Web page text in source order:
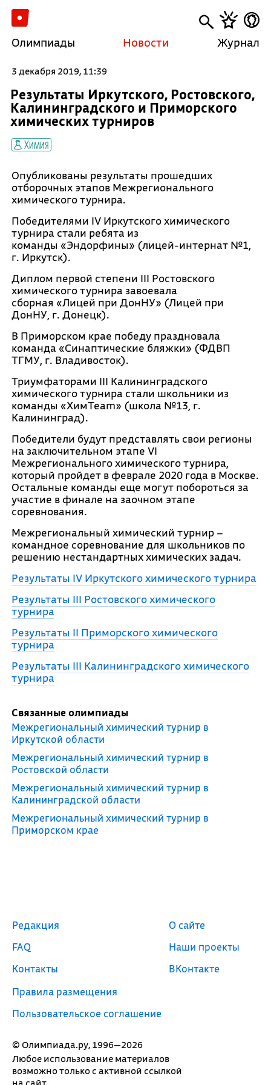
Олимпиады Новости Журнал
3 декабря 2019, 11:39
Результаты Иркутского, Ростовского,
Калининградского и Приморского
химических турниров
Химия
Опубликованы результаты прошедших
отборочных этапов Межрегионального
химического турнира.
Победителями IV Иркутского химического
турнира стали ребята из
команды «Эндорфины» (лицей-интернат №1,
г. Иркутск).
Диплом первой степени III Ростовского
химического турнира завоевала
сборная «Лицей при ДонНУ» (Лицей при
ДонНУ, г. Донецк).
В Приморском крае победу праздновала
команда «Синаптические бляжки» (ФДВП
ТГМУ, г. Владивосток).
Триумфаторами III Калининградского
химического турнира стали школьники из
команды «ХимTeam» (школа №13, г.
Калининград).
Победители будут представлять свои регионы
на заключительном этапе VI
Межрегионального химического турнира,
который пройдет в феврале 2020 года в Москве.
Остальные команды еще могут побороться за
участие в финале на заочном этапе
соревнования.
Межрегиональный химический турнир –
командное соревнование для школьников по
решению нестандартных химических задач.
Результаты IV Иркутского химического турнира
Результаты III Ростовского химического
турнира
Результаты II Приморского химического
турнира
Результаты III Калининградского химического
турнира
Связанные олимпиады
Межрегиональный химический турнир в
Иркутской области
Межрегиональный химический турнир в
Ростовской области
Межрегиональный химический турнир в
Калининградской области
Межрегиональный химический турнир в
Приморском крае
© Олимпиада.ру, 1996—2026
Любое использование материалов
возможно только с активной ссылкой
на сайт.
Редакция
FAQ
Контакты
Правила размещения
Пользовательское соглашение
О сайте
Наши проекты
ВКонтакте